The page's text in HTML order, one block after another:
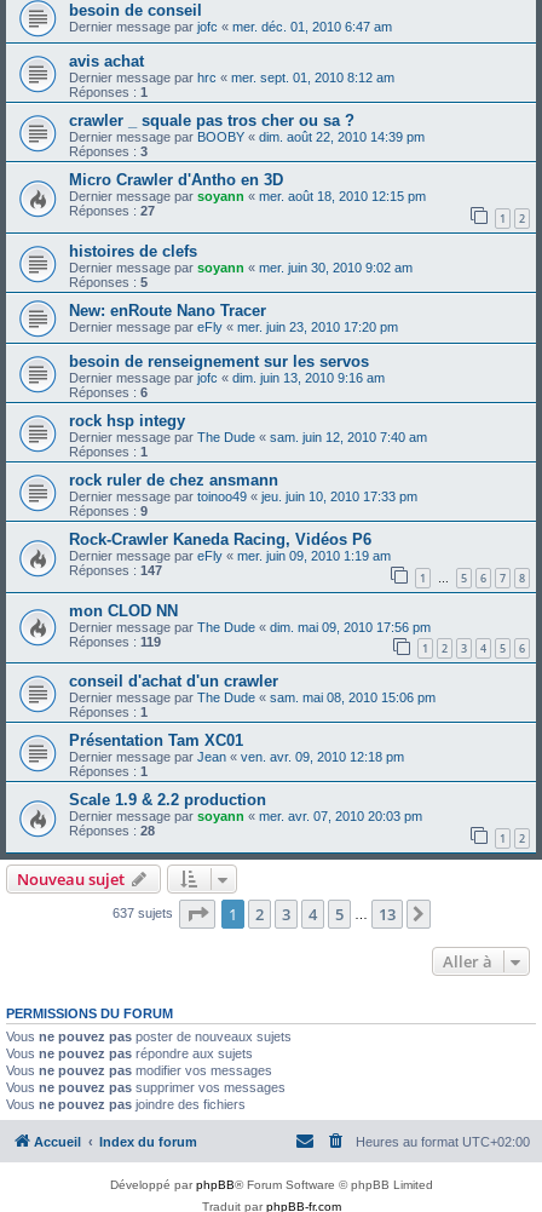
besoin de conseil
Dernier message par jofc « mer. déc. 01, 2010 6:47 am
avis achat
Dernier message par hrc « mer. sept. 01, 2010 8:12 am
Réponses : 1
crawler _ squale pas tros cher ou sa ?
Dernier message par BOOBY « dim. août 22, 2010 14:39 pm
Réponses : 3
Micro Crawler d'Antho en 3D
Dernier message par soyann « mer. août 18, 2010 12:15 pm
Réponses : 27 1 2
histoires de clefs
Dernier message par soyann « mer. juin 30, 2010 9:02 am
Réponses : 5
New: enRoute Nano Tracer
Dernier message par eFly « mer. juin 23, 2010 17:20 pm
besoin de renseignement sur les servos
Dernier message par jofc « dim. juin 13, 2010 9:16 am
Réponses : 6
rock hsp integy
Dernier message par The Dude « sam. juin 12, 2010 7:40 am
Réponses : 1
rock ruler de chez ansmann
Dernier message par toinoo49 « jeu. juin 10, 2010 17:33 pm
Réponses : 9
Rock-Crawler Kaneda Racing, Vidéos P6
Dernier message par eFly « mer. juin 09, 2010 1:19 am
Réponses : 147 1 … 5 6 7 8
mon CLOD NN
Dernier message par The Dude « dim. mai 09, 2010 17:56 pm
Réponses : 119 1 2 3 4 5 6
conseil d'achat d'un crawler
Dernier message par The Dude « sam. mai 08, 2010 15:06 pm
Réponses : 1
Présentation Tam XC01
Dernier message par Jean « ven. avr. 09, 2010 12:18 pm
Réponses : 1
Scale 1.9 & 2.2 production
Dernier message par soyann « mer. avr. 07, 2010 20:03 pm
Réponses : 28 1 2
Nouveau sujet
637 sujets Page 1sur13
1 2 3 4 5 13
Aller à
PERMISSIONS DU FORUM
Vous ne pouvez pas poster de nouveaux sujets
Vous ne pouvez pas répondre aux sujets
Vous ne pouvez pas modifier vos messages
Vous ne pouvez pas supprimer vos messages
Vous ne pouvez pas joindre des fichiers
Accueil Index du forum Heures au format UTC+02:00
Développé parphpBB® Forum Software © phpBB Limited
Traduit parphpBB-fr.com